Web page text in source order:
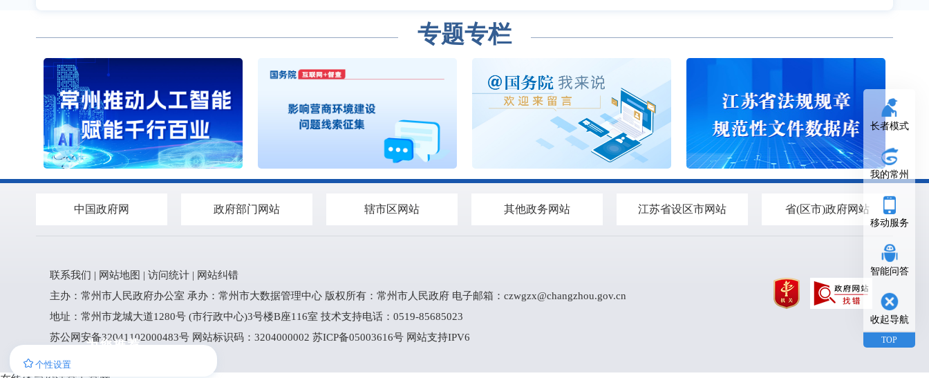
专题专栏
中国政府网 政府部门网站 辖市区网站 其他政务网站 江苏省设区市网站 省(区市)政府网站
联系我们 | 网站地图 | 访问统计 | 网站纠错
主办：常州市人民政府办公室 承办：常州市大数据管理中心 版权所有：常州市人民政府 电子邮箱： czwgzx@changzhou.gov.cn
地址：常州市龙城大道1280号 (市行政中心)3号楼B座116室 技术支持电话：0519-85685023
苏公网安备32041102000483号 网站标识码：3204000002 苏ICP备05003616号 网站支持IPV6
为您推荐
个性设置
长者模式
我的常州
移动服务
智能问答
收起导航
TOP